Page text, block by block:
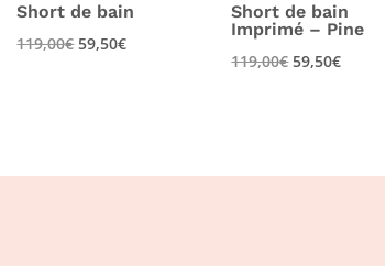
Short de bain
119,00€ 59,50€
Short de bain
Imprimé – Pine
119,00€ 59,50€